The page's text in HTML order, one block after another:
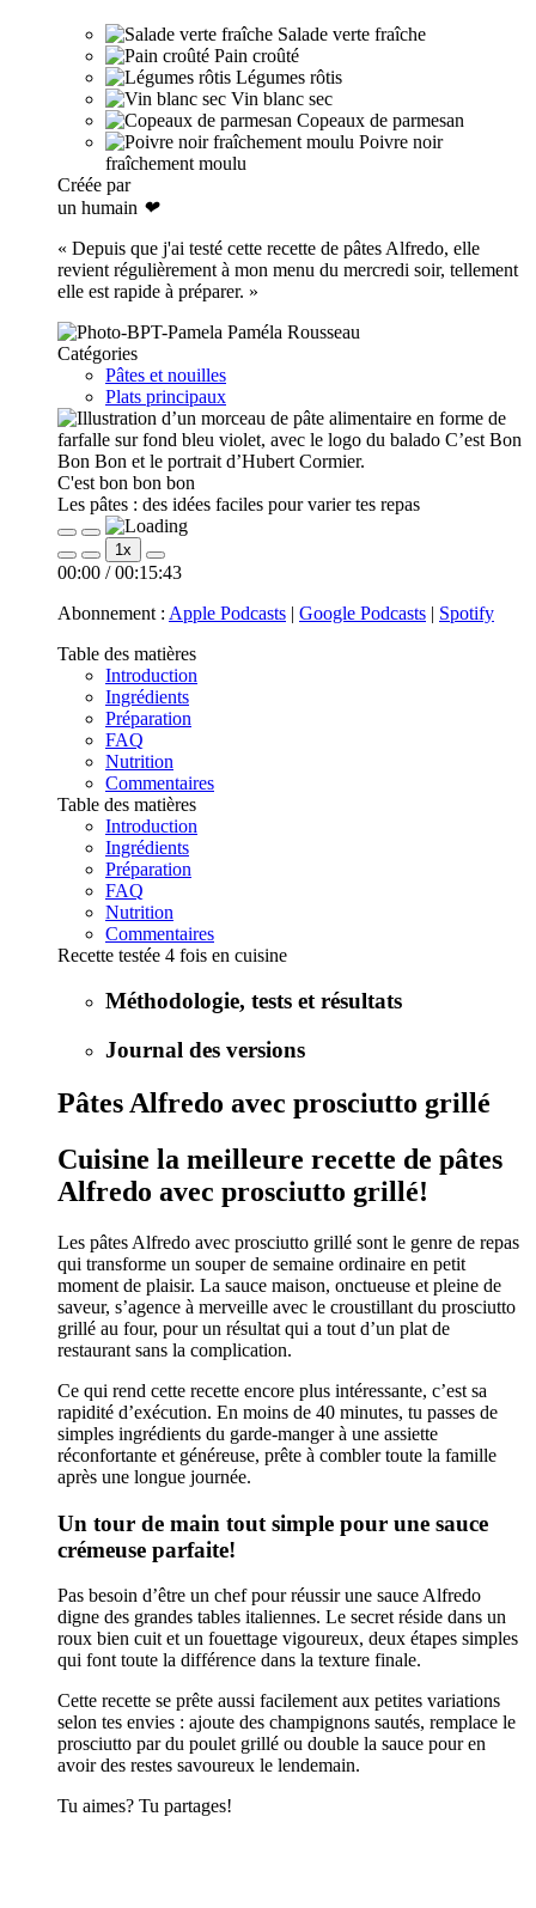
Salade verte fraîche
Pain croûté
Légumes rôtis
Vin blanc sec
Copeaux de parmesan
Poivre noir
fraîchement moulu
Créée par
un humain ❤
« Depuis que j'ai testé cette recette de pâtes Alfredo, elle
revient régulièrement à mon menu du mercredi soir, tellement
elle est rapide à préparer. »
Paméla Rousseau
Catégories
Pâtes et nouilles
Plats principaux
C'est bon bon bon
Les pâtes : des idées faciles pour varier tes repas
Play
Episode
Pause
Episode
1x
00:00 / 00:15:43
Abonnement : Apple Podcasts | Google Podcasts | Spotify
Table des matières
Introduction
Ingrédients
Préparation
FAQ
Nutrition
Commentaires
Table des matières
Introduction
Ingrédients
Préparation
FAQ
Nutrition
Commentaires
Recette testée 4 fois en cuisine
Méthodologie, tests et résultats
Journal des versions
Pâtes Alfredo avec prosciutto grillé
Cuisine la meilleure recette de pâtes
Alfredo avec prosciutto grillé!
Les pâtes Alfredo avec prosciutto grillé sont le genre de repas
qui transforme un souper de semaine ordinaire en petit
moment de plaisir. La sauce maison, onctueuse et pleine de
saveur, s’agence à merveille avec le croustillant du prosciutto
grillé au four, pour un résultat qui a tout d’un plat de
restaurant sans la complication.
Ce qui rend cette recette encore plus intéressante, c’est sa
rapidité d’exécution. En moins de 40 minutes, tu passes de
simples ingrédients du garde-manger à une assiette
réconfortante et généreuse, prête à combler toute la famille
après une longue journée.
Un tour de main tout simple pour une sauce
crémeuse parfaite!
Pas besoin d’être un chef pour réussir une sauce Alfredo
digne des grandes tables italiennes. Le secret réside dans un
roux bien cuit et un fouettage vigoureux, deux étapes simples
qui font toute la différence dans la texture finale.
Cette recette se prête aussi facilement aux petites variations
selon tes envies : ajoute des champignons sautés, remplace le
prosciutto par du poulet grillé ou double la sauce pour en
avoir des restes savoureux le lendemain.
Tu aimes? Tu partages!